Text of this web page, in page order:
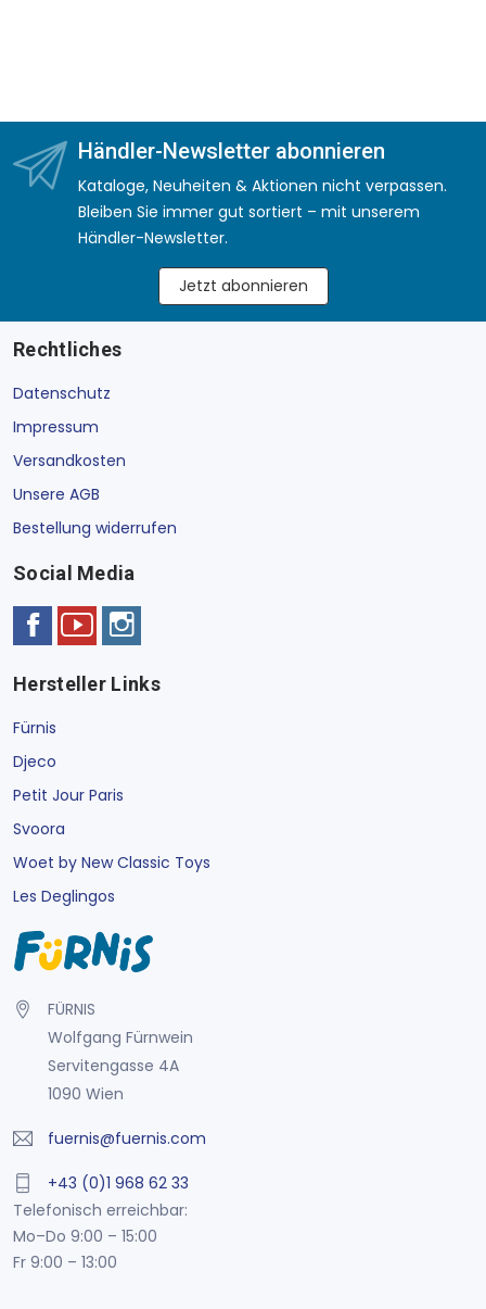
Händler-Newsletter abonnieren
Kataloge, Neuheiten & Aktionen nicht verpassen.
Bleiben Sie immer gut sortiert – mit unserem
Händler-Newsletter.
Jetzt abonnieren
Rechtliches
Datenschutz
Impressum
Versandkosten
Unsere AGB
Bestellung widerrufen
Social Media
Hersteller Links
Fürnis
Djeco
Petit Jour Paris
Svoora
Woet by New Classic Toys
Les Deglingos
FÜRNIS
Wolfgang Fürnwein
Servitengasse 4A
1090 Wien
fuernis@fuernis.com
+43 (0)1 968 62 33
Telefonisch erreichbar:
Mo–Do 9:00 – 15:00
Fr 9:00 – 13:00